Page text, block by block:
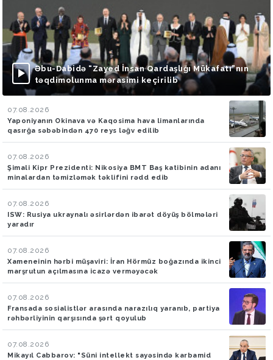
Əbu-Dabidə “Zayed İnsan Qardaşlığı Mükafatı”nın
təqdimolunma mərasimi keçirilib
07.08.2026
Yaponiyanın Okinava və Kaqosima hava limanlarında
qasırğa səbəbindən 470 reys ləğv edilib
07.08.2026
Şimali Kipr Prezidenti: Nikosiya BMT Baş katibinin adanı
minalardan təmizləmək təklifini rədd edib
07.08.2026
ISW: Rusiya ukraynalı əsirlərdən ibarət döyüş bölmələri
yaradır
07.08.2026
Xameneinin hərbi müşaviri: İran Hörmüz boğazında ikinci
marşrutun açılmasına icazə verməyəcək
07.08.2026
Fransada sosialistlər arasında narazılıq yaranıb, partiya
rəhbərliyinin qarşısında şərt qoyulub
07.08.2026
Mikayıl Cabbarov: "Süni intellekt sayəsində karbamid